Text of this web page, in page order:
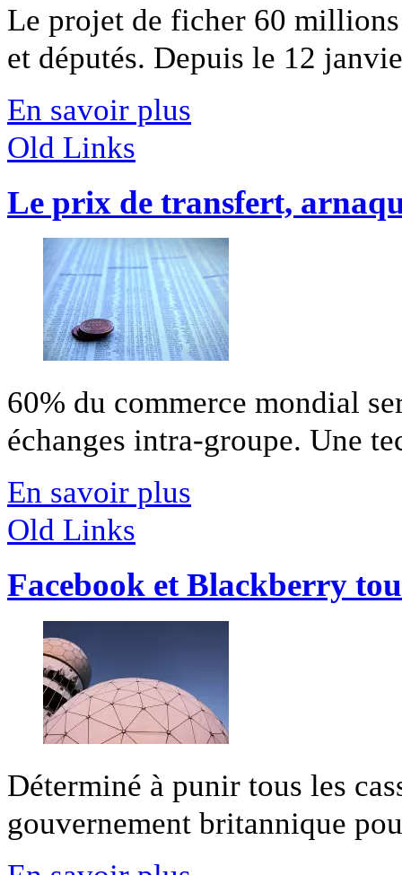
Le projet de ficher 60 millions
et députés. Depuis le 12
En savoir plus
Old Links
Le prix de transfert,
60% du commerce mondial
échanges intra-groupe. Une
En savoir plus
Old Links
Facebook et Blackberry
Déterminé à punir tous les
gouvernement britannique